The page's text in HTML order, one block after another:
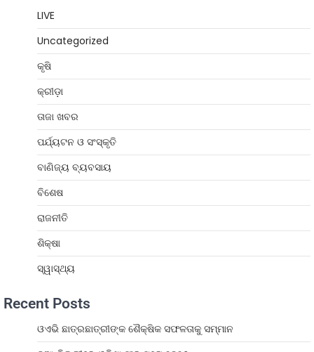
LIVE
Uncategorized
କୃଷି
କ୍ରୀଡ଼ା
ତାଜା ଖବର
ପର୍ଯ୍ୟଟନ ଓ ସଂସ୍କୃତି
ବାଣିଜ୍ୟ ବ୍ୟବସାୟ
ବିଶେଷ
ରାଜନୀତି
ଶିକ୍ଷା
ସ୍ୱାସ୍ଥ୍ୟ
Recent Posts
ଓଏଭି ଛାତ୍ରଛାତ୍ରୀଙ୍କ ଶୈକ୍ଷିକ ସଫଳତାକୁ ସମ୍ମାନ